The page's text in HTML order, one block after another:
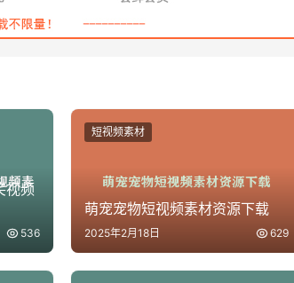
视频
536
萌宠宠物短视频素材资源下载
2025年2月18日 629
短视频素材